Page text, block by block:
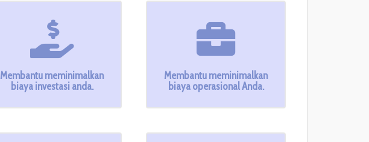
Membantu meminimalkan
biaya investasi anda.
Membantu meminimalkan
biaya operasional Anda.